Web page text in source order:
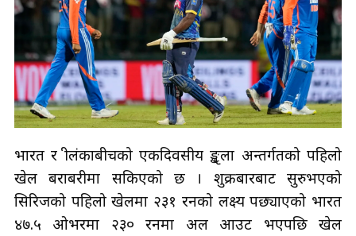
भारत र श्रीलंकाबीचको एकदिवसीय श्रृङ्खला अन्तर्गतको पहिलो
खेल बराबरीमा सकिएको छ । शुक्रबारबाट सुरुभएको
सिरिजको पहिलो खेलमा २३१ रनको लक्ष्य पछ्याएको भारत
४७.५ ओभरमा २३० रनमा अल आउट भएपछि खेल